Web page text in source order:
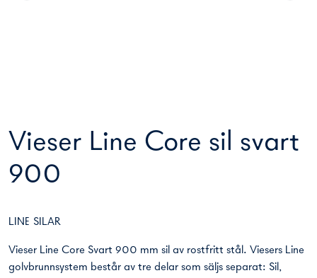
Vieser Line Core sil svart
900
LINE SILAR
Vieser Line Core Svart 900 mm sil av rostfritt stål. Viesers Line
golvbrunnsystem består av tre delar som säljs separat: Sil,